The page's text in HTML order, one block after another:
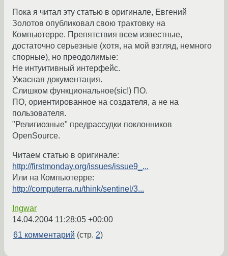
Пока я читал эту статью в оригинале, Евгений
Золотов опубликовал свою трактовку на
Компьютерре. Препятствия всем известные,
достаточно серьезные (хотя, на мой взгляд, немного
спорные), но преодолимые:
Не интуитивный интерфейс.
Ужасная документация.
Слишком функциональное(sic!) ПО.
ПО, ориентированное на создателя, а не на
пользователя.
"Религиозные" предрассудки поклонников
OpenSource.
Читаем статью в оригинале:
http://firstmonday.org/issues/issue9_...
Или на Компьютерре:
http://computerra.ru/think/sentinel/3...
Ingwar
14.04.2004 11:28:05 +00:00
61 комментарий (стр. 2)